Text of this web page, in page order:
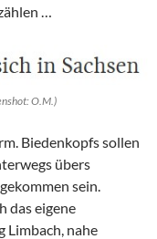
…
O.M.)
Biedenkopfs sollen
übers
sein.
das eigene
Limbach, nahe